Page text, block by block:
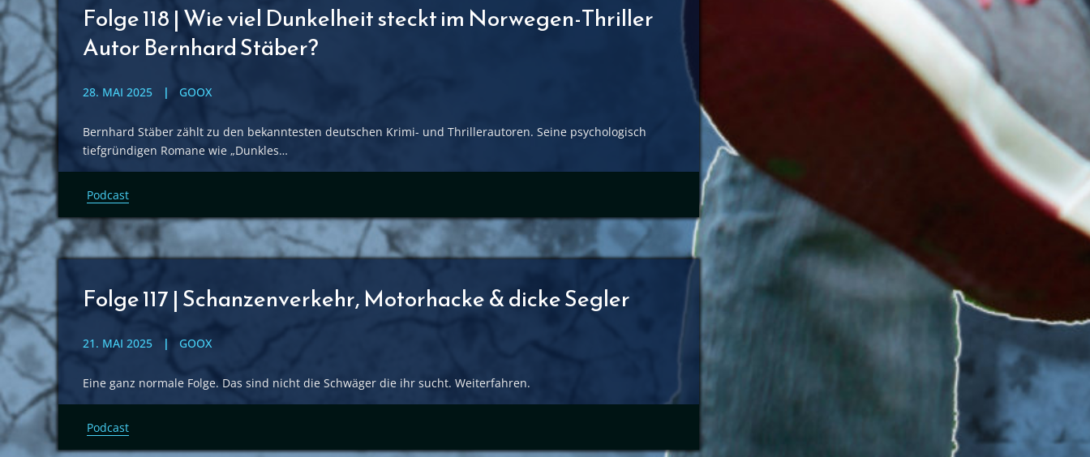
Folge 118 | Wie viel Dunkelheit steckt im Norwegen-Thriller
Autor Bernhard Stäber?
28. MAI 2025 GOOX
Bernhard Stäber zählt zu den bekanntesten deutschen Krimi- und Thrillerautoren. Seine psychologisch
tiefgründigen Romane wie „Dunkles…
Podcast
Folge 117 | Schanzenverkehr, Motorhacke & dicke Segler
21. MAI 2025 GOOX
Eine ganz normale Folge. Das sind nicht die Schwäger die ihr sucht. Weiterfahren.
Podcast